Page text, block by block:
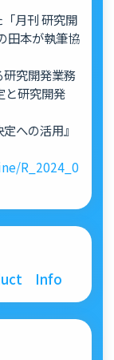
月刊 研究開
田本が執筆協
究開発業務
研究開発
への活用』
R_2024_0
Info